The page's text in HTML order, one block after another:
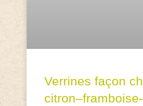
Verrines façon